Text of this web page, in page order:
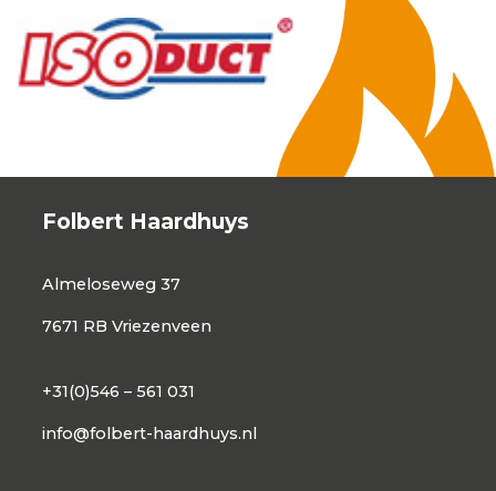
Folbert Haardhuys
Almeloseweg 37
7671 RB Vriezenveen
+31(0)546 – 561 031
info@folbert-haardhuys.nl